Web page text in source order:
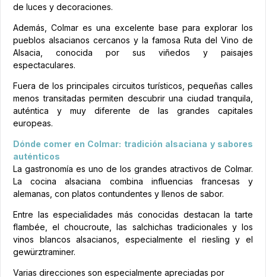
de luces y decoraciones.
Además, Colmar es una excelente base para explorar los
pueblos alsacianos cercanos y la famosa Ruta del Vino de
Alsacia, conocida por sus viñedos y paisajes
espectaculares.
Fuera de los principales circuitos turísticos, pequeñas calles
menos transitadas permiten descubrir una ciudad tranquila,
auténtica y muy diferente de las grandes capitales
europeas.
Dónde comer en Colmar: tradición alsaciana y sabores
auténticos
La gastronomía es uno de los grandes atractivos de Colmar.
La cocina alsaciana combina influencias francesas y
alemanas, con platos contundentes y llenos de sabor.
Entre las especialidades más conocidas destacan la tarte
flambée, el choucroute, las salchichas tradicionales y los
vinos blancos alsacianos, especialmente el riesling y el
gewürztraminer.
Varias direcciones son especialmente apreciadas por